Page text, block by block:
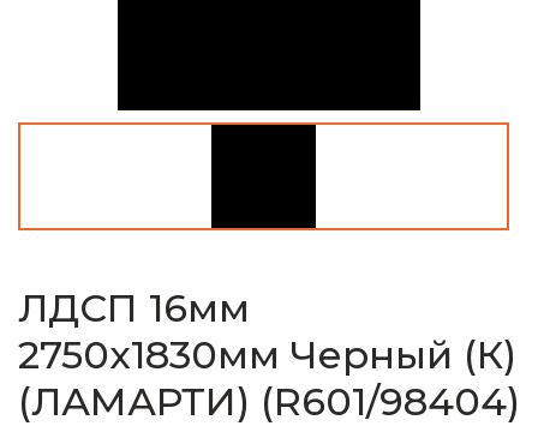
ЛДСП 16мм
2750х1830мм Черный (К)
(ЛАМАРТИ) (R601/98404)